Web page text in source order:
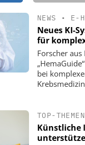
NEWS • E-
Neues KI-
für
Forscher
bei
TOP-THEMEN
Künstliche